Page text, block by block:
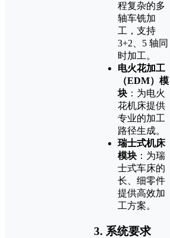
程复杂的多
轴车铣加
工，支持
3+2、5 轴同
时加工。
电火花加工
（EDM）模
块 ：为电火
花机床提供
专业的加工
路径生成。
瑞士式机床
模块 ：为瑞
士式车床的
长、细零件
提供高效加
工方案。
3. 系统要求